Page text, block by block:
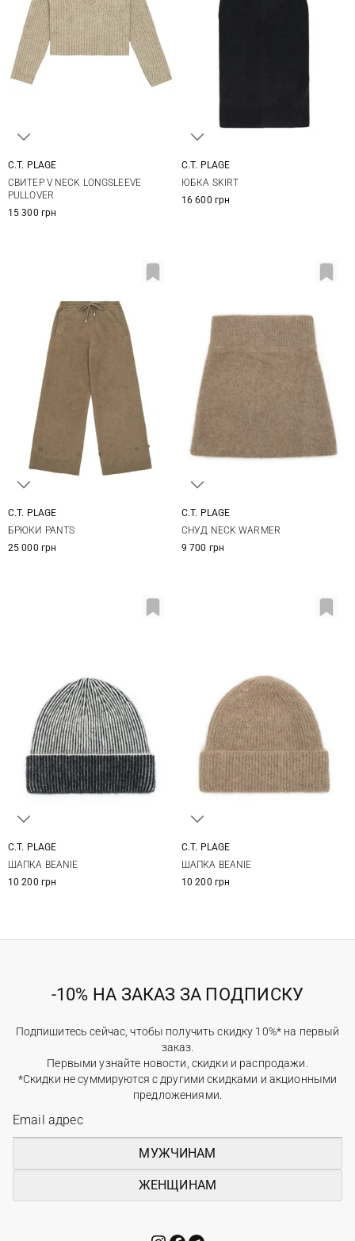
C.T. PLAGE
СВИТЕР V NECK LONGSLEEVE
PULLOVER
15 300 грн
C.T. PLAGE
ЮБКА SKIRT
16 600 грн
C.T. PLAGE
БРЮКИ PANTS
25 000 грн
C.T. PLAGE
СНУД NECK WARMER
9 700 грн
C.T. PLAGE
ШАПКА BEANIE
10 200 грн
C.T. PLAGE
ШАПКА BEANIE
10 200 грн
-10% НА ЗАКАЗ ЗА ПОДПИСКУ
Подпишитесь сейчас, чтобы получить скидку 10%* на первый
заказ.
Первыми узнайте новости, скидки и распродажи.
*Скидки не суммируются с другими скидками и акционными
предложениями.
МУЖЧИНАМ
ЖЕНЩИНАМ